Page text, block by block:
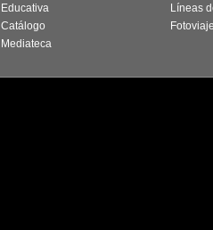
Educativa
Catálogo
Mediateca
Líneas